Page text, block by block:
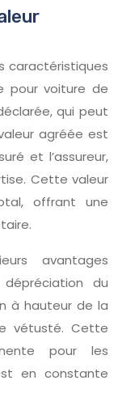
caractéristiques
pour voiture de
qui peut
agréée est
et l’assureur,
Cette valeur
offrant une
avantages
du
à hauteur de la
vétusté. Cette
pour les
en constante